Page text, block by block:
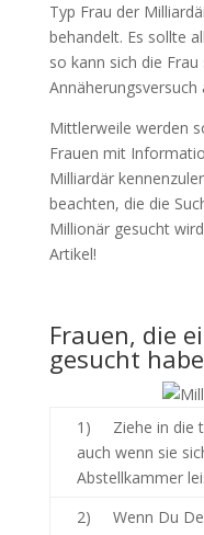
Typ Frau der
behandelt. Es sollte
so kann sich die
Annäherungsversuch
Mittlerweile werden
Frauen mit
Milliardär
beachten, die die
Millionär gesucht
Artikel!
Frauen, die
gesucht
1) Ziehe in die
auch wenn sie
Abstellkammer
2) Wenn Du